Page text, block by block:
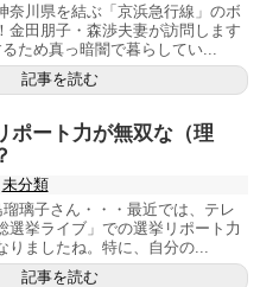
奈川県を結ぶ「京浜急行線」のボ
金田朋子・森渉夫妻が訪問します
ため真っ暗闇で暮らしてい...
記事を読む
ポート力が無双な（理
未分類
瑠璃子さん・・・最近では、テレ
選挙ライブ」での選挙リポート力
りましたね。特に、自分の...
記事を読む